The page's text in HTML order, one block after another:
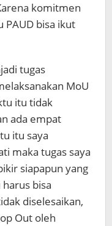
komitmen
PAUD bisa ikut
tugas
MoU
itu tidak
ada empat
itu saya
maka tugas saya
siapapun yang
bisa
diselesaikan,
Out oleh